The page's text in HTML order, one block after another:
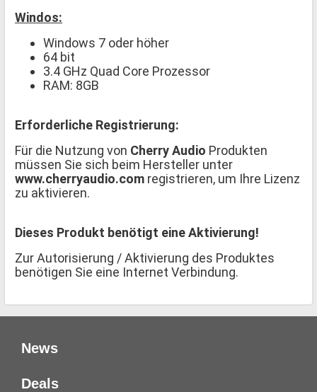
Windos:
Windows 7 oder höher
64 bit
3.4 GHz Quad Core Prozessor
RAM: 8GB
Erforderliche Registrierung:
Für die Nutzung von Cherry Audio Produkten
müssen Sie sich beim Hersteller unter
www.cherryaudio.com registrieren, um Ihre Lizenz
zu aktivieren.
Dieses Produkt benötigt eine Aktivierung!
Zur Autorisierung / Aktivierung des Produktes
benötigen Sie eine Internet Verbindung.
News
Deals